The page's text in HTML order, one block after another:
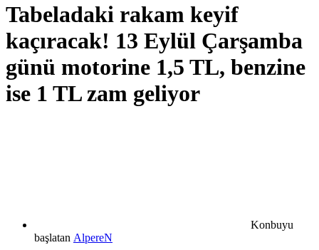
Tabeladaki rakam keyif
kaçıracak! 13 Eylül Çarşamba
günü motorine 1,5 TL, benzine
ise 1 TL zam geliyor
Konbuyu
başlatan AlpereN